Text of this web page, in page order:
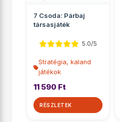
7 Csoda: Párbaj
társasjáték
5.0/5
Stratégia, kaland
játékok
11 590 Ft
RÉSZLETEK